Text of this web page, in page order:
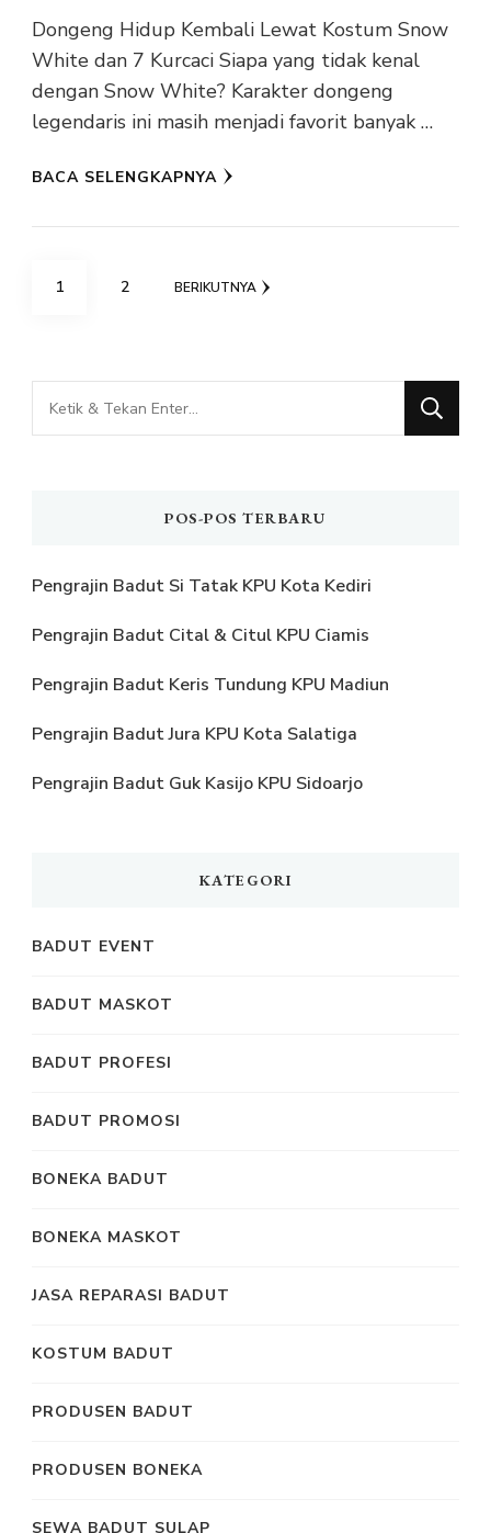
Dongeng Hidup Kembali Lewat Kostum Snow
White dan 7 Kurcaci Siapa yang tidak kenal
dengan Snow White? Karakter dongeng
legendaris ini masih menjadi favorit banyak …
BACA SELENGKAPNYA
Paginasi
HALAMAN
1 HALAMAN
2 BERIKUTNYA
Mencari
Sesuatu?
POS-POS TERBARU
Pengrajin Badut Si Tatak KPU Kota Kediri
Pengrajin Badut Cital & Citul KPU Ciamis
Pengrajin Badut Keris Tundung KPU Madiun
Pengrajin Badut Jura KPU Kota Salatiga
Pengrajin Badut Guk Kasijo KPU Sidoarjo
KATEGORI
BADUT EVENT
BADUT MASKOT
BADUT PROFESI
BADUT PROMOSI
BONEKA BADUT
BONEKA MASKOT
JASA REPARASI BADUT
KOSTUM BADUT
PRODUSEN BADUT
PRODUSEN BONEKA
SEWA BADUT SULAP